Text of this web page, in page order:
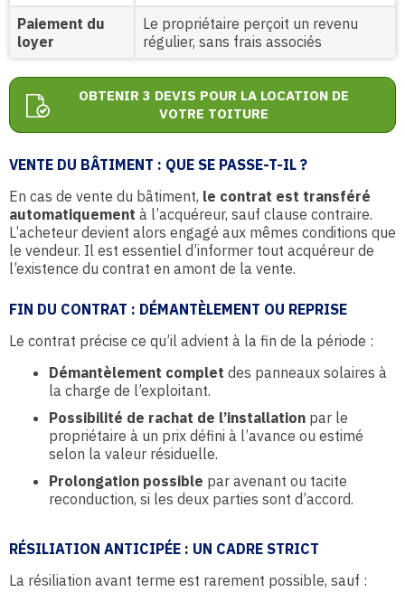
Paiement du
loyer
Le propriétaire perçoit un revenu
régulier, sans frais associés
OBTENIR 3 DEVIS POUR LA LOCATION DE
VOTRE TOITURE
VENTE DU BÂTIMENT : QUE SE PASSE-T-IL ?
En cas de vente du bâtiment, le contrat est transféré
automatiquement à l’acquéreur, sauf clause contraire.
L’acheteur devient alors engagé aux mêmes conditions que
le vendeur. Il est essentiel d’informer tout acquéreur de
l’existence du contrat en amont de la vente.
FIN DU CONTRAT : DÉMANTÈLEMENT OU REPRISE
Le contrat précise ce qu’il advient à la fin de la période :
Démantèlement complet des panneaux solaires à
la charge de l’exploitant.
Possibilité de rachat de l’installation par le
propriétaire à un prix défini à l’avance ou estimé
selon la valeur résiduelle.
Prolongation possible par avenant ou tacite
reconduction, si les deux parties sont d’accord.
RÉSILIATION ANTICIPÉE : UN CADRE STRICT
La résiliation avant terme est rarement possible, sauf :